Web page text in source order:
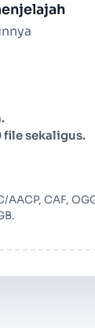
file sekaligus.
CAF,